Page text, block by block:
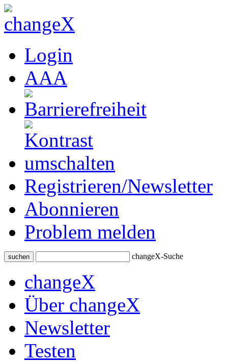
Login
AAA
Registrieren/Newsletter
Abonnieren
Problem melden
suchen changeX-Suche
changeX
Über changeX
Newsletter
Testen